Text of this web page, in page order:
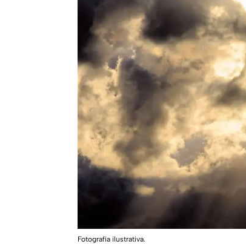
Fotografía ilustrativa.